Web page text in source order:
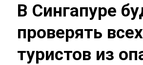
В Сингапуре
проверять всех
туристов из